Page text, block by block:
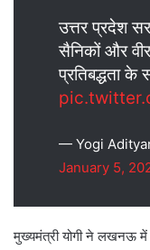
उत्तर प्रदेश
सैनिकों और
प्रतिबद्धता के
— Yogi
January 5,
मुख्यमंत्री योगी ने लखनऊ